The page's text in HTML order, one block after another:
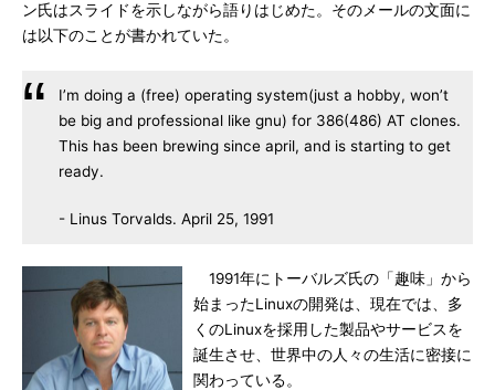
ン氏はスライドを示しながら語りはじめた。そのメールの文面に
は以下のことが書かれていた。
I’m doing a (free) operating system(just a hobby, won’t
be big and professional like gnu) for 386(486) AT clones.
This has been brewing since april, and is starting to get
ready.
- Linus Torvalds. April 25, 1991
1991年にトーバルズ氏の「趣味」から
始まったLinuxの開発は、現在では、多
くのLinuxを採用した製品やサービスを
誕生させ、世界中の人々の生活に密接に
関わっている。